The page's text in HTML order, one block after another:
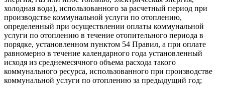
холодная вода), использованного за расчетный период при
производстве коммунальной услуги по отоплению,
определенный при осуществлении оплаты коммунальной
услуги по отоплению в течение отопительного периода в
порядке, установленном пунктом 54 Правил, а при оплате
равномерно в течение календарного года установленный
исходя из среднемесячного объема расхода такого
коммунального ресурса, использованного при производстве
коммунальной услуги по отоплению за предыдущий год;